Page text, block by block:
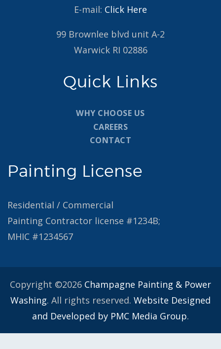
E-mail: Click Here
99 Brownlee blvd unit A-2
Warwick RI 02886
Quick Links
WHY CHOOSE US
CAREERS
CONTACT
Painting License
Residential / Commercial
Painting Contractor license #1234B;
MHIC #1234567
Copyright ©2026 Champagne Painting & Power
Washing. All rights reserved. Website Designed
and Developed by PMC Media Group.